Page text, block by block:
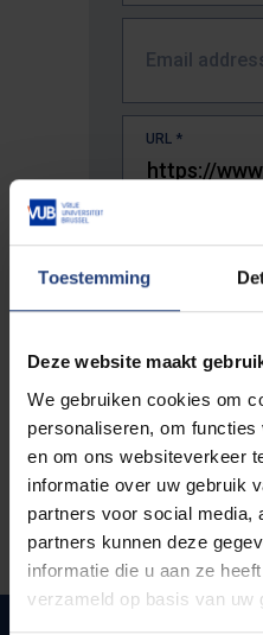
Toestemming
Deze website maakt
We gebruiken cookies om
personaliseren, om
en om ons websiteverkeer
informatie over uw gebruik
partners voor social media,
partners kunnen deze
informatie die u aan ze
verzameld op basis van uw
Email
URL *
The full URL of the